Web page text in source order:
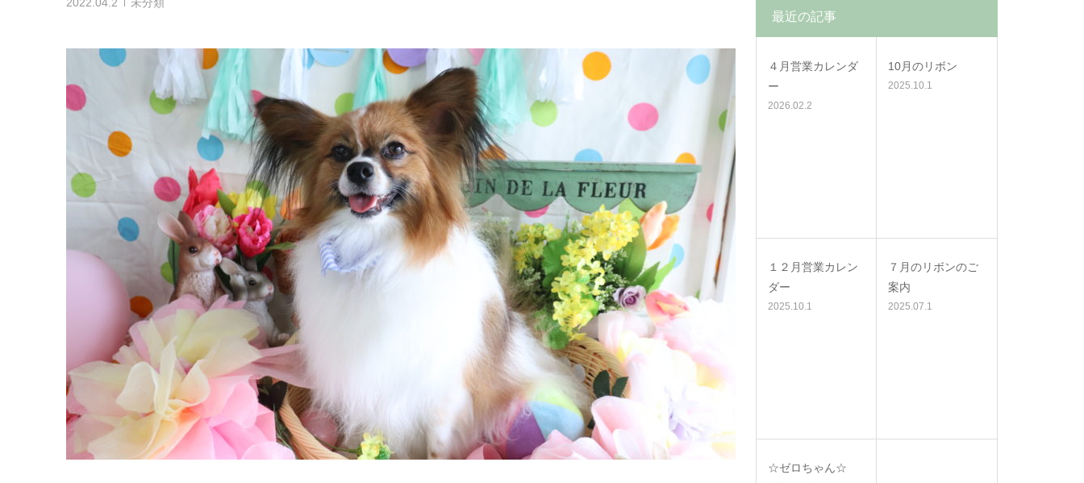
最近の記事
４月営業カレンダ
ー
2026.02.2
10月のリボン
2025.10.1
１２月営業カレン
ダー
2025.10.1
７月のリボンのご
案内
2025.07.1
☆ゼロちゃん☆